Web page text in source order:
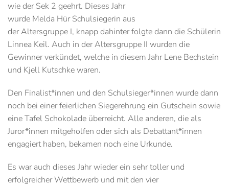
wie der Sek 2 geehrt. Dieses Jahr
wurde Melda Hür Schulsiegerin aus
der Altersgruppe I, knapp dahinter folgte dann die Schülerin
Linnea Keil. Auch in der Altersgruppe II wurden die
Gewinner verkündet, welche in diesem Jahr Lene Bechstein
und Kjell Kutschke waren.
Den Finalist*innen und den Schulsieger*innen wurde dann
noch bei einer feierlichen Siegerehrung ein Gutschein sowie
eine Tafel Schokolade überreicht. Alle anderen, die als
Juror*innen mitgeholfen oder sich als Debattant*innen
engagiert haben, bekamen noch eine Urkunde.
Es war auch dieses Jahr wieder ein sehr toller und
erfolgreicher Wettbewerb und mit den vier